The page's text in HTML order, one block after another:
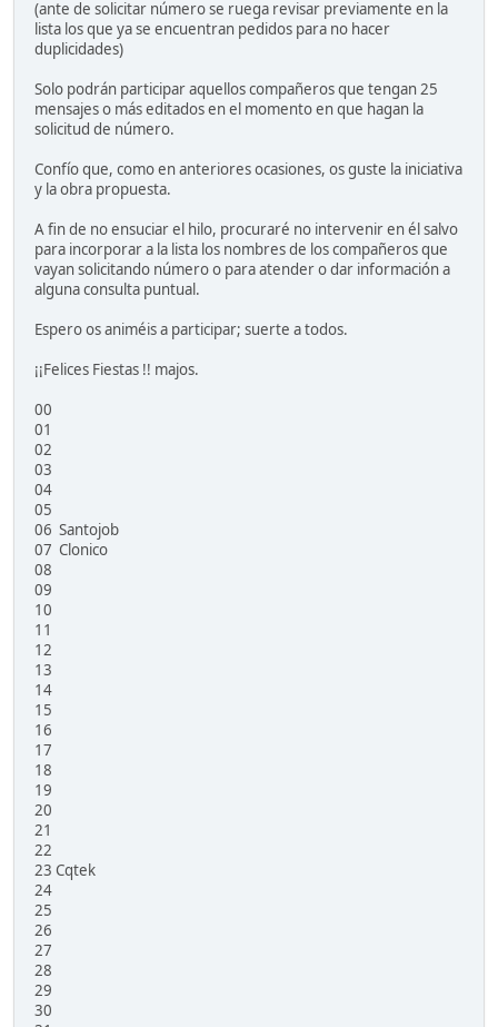
(ante de solicitar número se ruega revisar previamente en la
lista los que ya se encuentran pedidos para no hacer
duplicidades)
Solo podrán participar aquellos compañeros que tengan 25
mensajes o más editados en el momento en que hagan la
solicitud de número.
Confío que, como en anteriores ocasiones, os guste la iniciativa
y la obra propuesta.
A fin de no ensuciar el hilo, procuraré no intervenir en él salvo
para incorporar a la lista los nombres de los compañeros que
vayan solicitando número o para atender o dar información a
alguna consulta puntual.
Espero os animéis a participar; suerte a todos.
¡¡Felices Fiestas !! majos.
00
01
02
03
04
05
06 Santojob
07 Clonico
08
09
10
11
12
13
14
15
16
17
18
19
20
21
22
23 Cqtek
24
25
26
27
28
29
30